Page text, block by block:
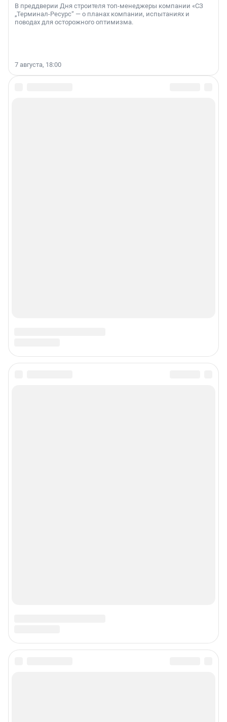
В преддверии Дня строителя топ-менеджеры компании «СЗ
„Терминал-Ресурс“ — о планах компании, испытаниях и
поводах для осторожного оптимизма.
7 августа, 18:00